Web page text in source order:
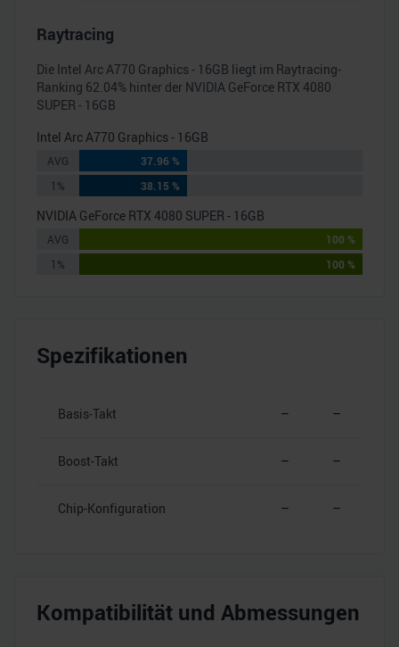
Raytracing
Die Intel Arc A770 Graphics - 16GB liegt im Raytracing-
Ranking 62.04% hinter der NVIDIA GeForce RTX 4080
SUPER - 16GB
Intel Arc A770 Graphics - 16GB
AVG
37.96 %
1%
38.15 %
NVIDIA GeForce RTX 4080 SUPER - 16GB
AVG
100 %
1%
100 %
Spezifikationen
Basis-Takt – –
Boost-Takt – –
Chip-Konfiguration – –
Kompatibilität und Abmessungen